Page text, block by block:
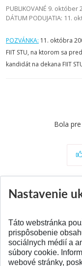
PUBLIKOVANÉ 9. október
DÁTUM PODUJATIA: 11.
POZVÁNKA: 11. októbra
FIIT STU, na ktorom sa
kandidát na dekana FIIT
Bola
Nastavenie
Táto webstránka
prispôsobenie
sociálnych médií a
súbory cookie.
webové stránky,